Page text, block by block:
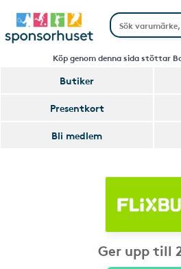
Köp genom denna sida stöttar
Butiker
Presentkort
Bli medlem
Ger upp till